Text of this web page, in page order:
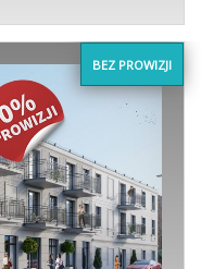
BEZ PROWIZJI